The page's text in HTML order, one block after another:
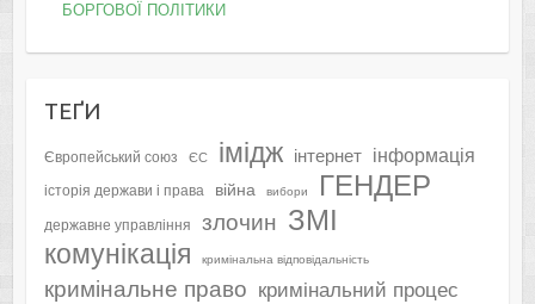
БОРГОВОЇ ПОЛІТИКИ
ТЕҐИ
Європейський союз ЄС імідж інтернет інформація
історія держави і права війна вибори ГЕНДЕР
державне управління злочин ЗМІ
комунікація кримінальна відповідальність
кримінальне право кримінальний процес